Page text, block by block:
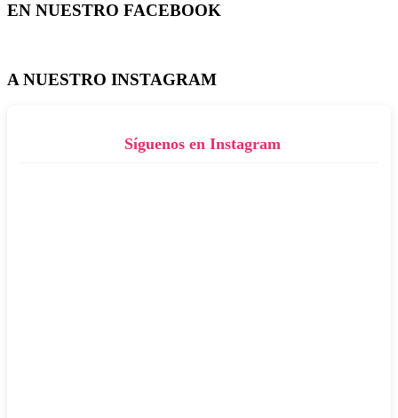
EN NUESTRO FACEBOOK
A NUESTRO INSTAGRAM
Síguenos en Instagram